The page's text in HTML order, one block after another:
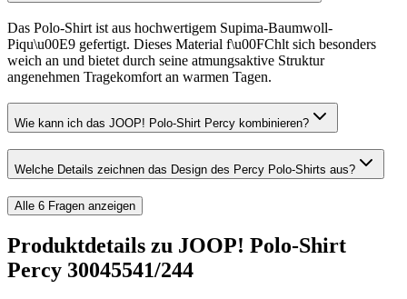
Das Polo-Shirt ist aus hochwertigem Supima-Baumwoll-
Piqu\u00E9 gefertigt. Dieses Material f\u00FChlt sich besonders
weich an und bietet durch seine atmungsaktive Struktur
angenehmen Tragekomfort an warmen Tagen.
Wie kann ich das JOOP! Polo-Shirt Percy kombinieren?
Welche Details zeichnen das Design des Percy Polo-Shirts aus?
Alle 6 Fragen anzeigen
Produktdetails zu JOOP! Polo-Shirt
Percy 30045541/244